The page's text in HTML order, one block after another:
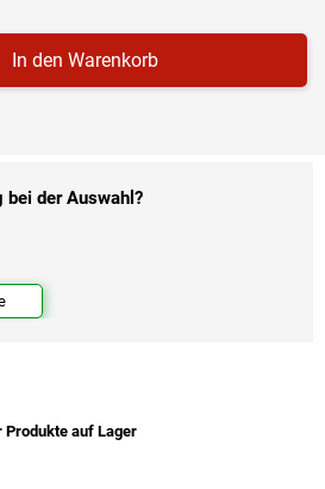
In den Warenkorb
bei der Auswahl?
Produkte auf Lager